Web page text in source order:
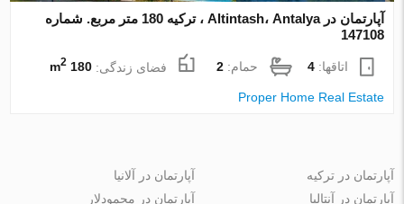
آپارتمان در Altintash، Antalya ، ترکیه 180 متر مربع. شماره
147108
اتاقها:4 حمام:2 فضای زندگی:180 m
2
Proper Home Real Estate
آپارتمان در ترکیه
آپارتمان در آنتالیا
آپارتمان در آلانیا
آپارتمان در محمودلار